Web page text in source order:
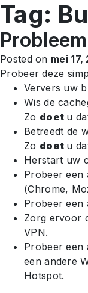
Tag:
Posted on mei 17,
Probeer deze
Ververs uw
Wis de
Zo doet u
Betreedt de
Zo doet u
Herstart uw
Probeer een
(Chrome,
Probeer een
Zorg ervoor
VPN.
Probeer een
een andere
Hotspot.